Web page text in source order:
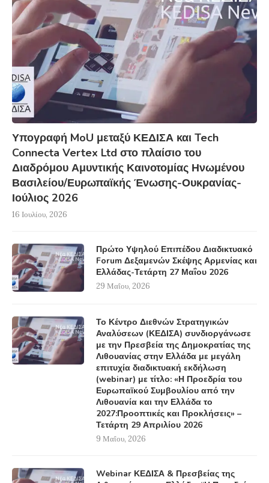
Υπογραφή MoU μεταξύ ΚΕΔΙΣΑ και Tech
Connecta Vertex Ltd στο πλαίσιο του
Διαδρόμου Αμυντικής Καινοτομίας Ηνωμένου
Βασιλείου/Ευρωπαϊκής Ένωσης-Ουκρανίας-
Ιούλιος 2026
16 Ιουλίου, 2026
Πρώτο Υψηλού Επιπέδου Διαδικτυακό
Forum Δεξαμενών Σκέψης Αρμενίας και
Ελλάδας-Τετάρτη 27 Μαΐου 2026
29 Μαΐου, 2026
Το Κέντρο Διεθνών Στρατηγικών
Αναλύσεων (ΚΕΔΙΣΑ) συνδιοργάνωσε
με την Πρεσβεία της Δημοκρατίας της
Λιθουανίας στην Ελλάδα με μεγάλη
επιτυχία διαδικτυακή εκδήλωση
(webinar) με τίτλο: «Η Προεδρία του
Ευρωπαϊκού Συμβουλίου από την
Λιθουανία και την Ελλάδα το
2027:Προοπτικές και Προκλήσεις» –
Τετάρτη 29 Απριλίου 2026
9 Μαΐου, 2026
Webinar ΚΕΔΙΣΑ & Πρεσβείας της